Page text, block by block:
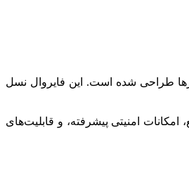
طراحی شده است. این فایروال نسل
امنیتی پیشرفته، و قابلیت‌های